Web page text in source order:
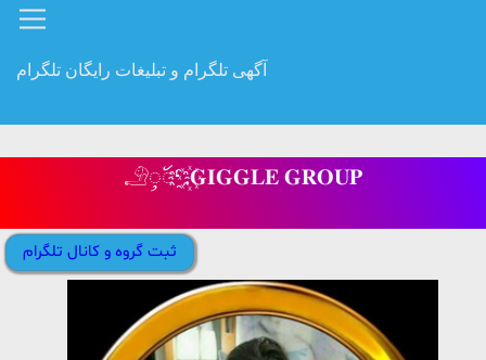
آگهی تلگرام و تبلیغات رایگان تلگرام
𓄂ꪴꪰᡃ҈‌ .꙰𝐆𝐈𝐆𝐆𝐋𝐄 𝐆𝐑𝐎𝐔𝐏
ثبت گروه و کانال تلگرام